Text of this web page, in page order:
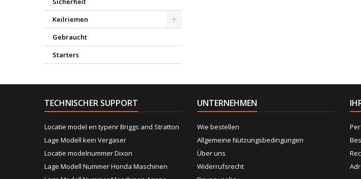
Keilriemen
Gebraucht
Starters
TECHNISCHER SUPPORT
Locatie model en typenr Briggs and Stratton
Lage Modell kein Vergaser
Locatie modelnummer Dixon
Lage Modell Nummer Honda Maschinen
UNTERNEHMEN
Wie bestellen
Allgemeine Nutzungsbedingungen
Über uns
Widerrufsrecht